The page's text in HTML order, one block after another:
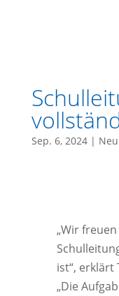
Sep. 6, 2024|
„Wir
ist“, erklärt
„Die